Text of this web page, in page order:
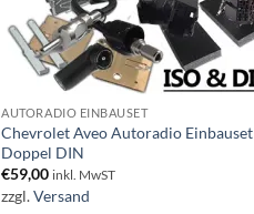
AUTORADIO EINBAUSET
Chevrolet Aveo Autoradio Einbauset
Doppel DIN
€59,00 inkl. MwST
zzgl.Versand